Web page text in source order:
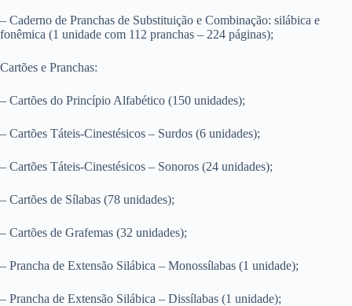
– Caderno de Pranchas de Substituição e Combinação: silábica e
fonêmica (1 unidade com 112 pranchas – 224 páginas);
Cartões e Pranchas:
– Cartões do Princípio Alfabético (150 unidades);
– Cartões Táteis-Cinestésicos – Surdos (6 unidades);
– Cartões Táteis-Cinestésicos – Sonoros (24 unidades);
– Cartões de Sílabas (78 unidades);
– Cartões de Grafemas (32 unidades);
– Prancha de Extensão Silábica – Monossílabas (1 unidade);
– Prancha de Extensão Silábica – Dissílabas (1 unidade);